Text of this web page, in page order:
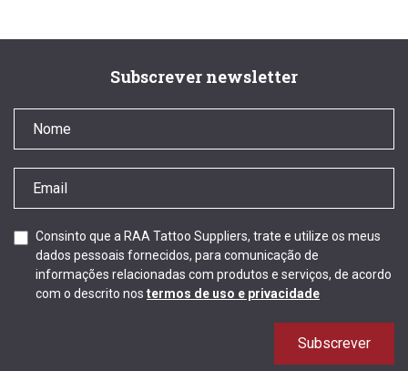
Subscrever newsletter
Consinto que a RAA Tattoo Suppliers, trate e utilize os meus
dados pessoais fornecidos, para comunicação de
informações relacionadas com produtos e serviços, de acordo
com o descrito nos termos de uso e privacidade
Subscrever